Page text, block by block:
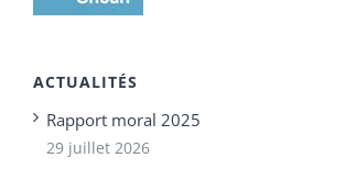
ACTUALITÉS
Rapport moral 2025
29 juillet 2026